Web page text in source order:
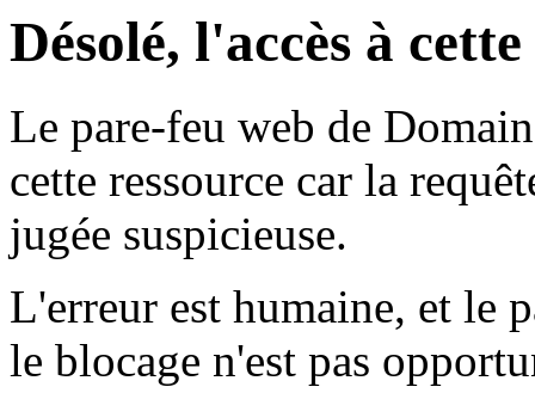
Désolé, l'accès à
Le pare-feu web de
cette ressource car la
jugée suspicieuse.
L'erreur est humaine, et le
le blocage n'est pas